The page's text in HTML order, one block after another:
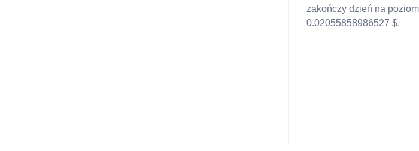
zakończy dzień na
0.02055858986527 $.